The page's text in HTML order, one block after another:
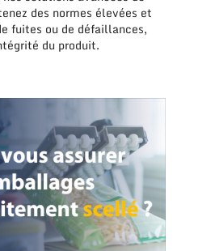
des normes élevées et
fuites ou de défaillances,
du produit.